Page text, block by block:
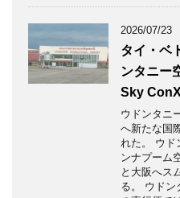
2026/07/23
タイ・ベ
ンタニー
Sky
ウドンタニ
へ新たな国
れた。 ウド
ンナプーム
と大阪へス
る。 ウドン